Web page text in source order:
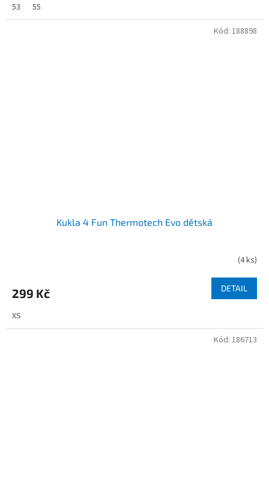
53 55
Kukla 4 Fun Thermotech Evo dětská
(4 ks)
299 Kč DETAIL
XS
Kód: 188898
Kód: 186713